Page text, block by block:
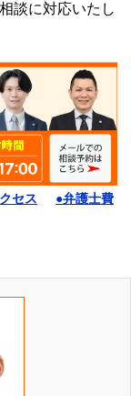
談に対応いたし
セス
●弁護士費